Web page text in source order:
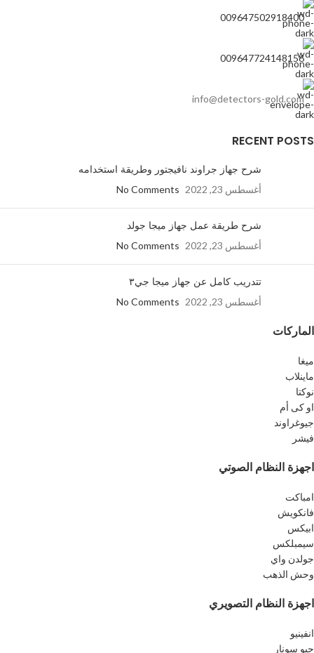
009647502918400
009647724148156
info@detectors-gold.com
RECENT POSTS
شرح جهاز جراوند نافيجتور وطريقة استخدامه
أغسطس 23, 2022 No Comments
شرح طريقة عمل جهاز ميجا جولد
أغسطس 23, 2022 No Comments
تتدريب كامل عن جهاز ميجا جي٣
أغسطس 23, 2022 No Comments
الماركات
ميغا
ماينلاب
نوكتا
او كى أم
جيوغراوند
فيشر
اجهزة النظام الصوتي
امباكت
فانكويش
ابيكس
سيمبلكس
جولدن واي
وحش الذهب
اجهزة النظام التصويري
انفينيو
جيو سونار